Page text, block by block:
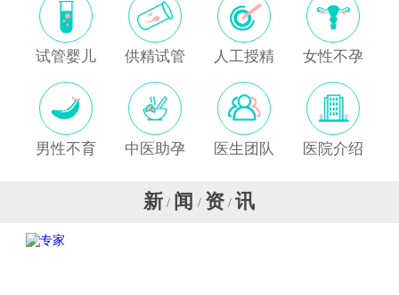
试管婴儿 供精试管 人工授精 女性不孕
男性不育 中医助孕 医生团队 医院介绍
新 / 闻 / 资 / 讯